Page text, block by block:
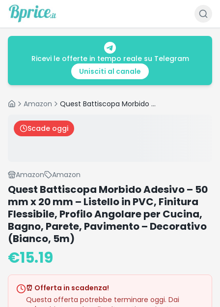
Ricevi le offerte in tempo reale su Telegram
Unisciti al canale
HomeAmazon Quest Battiscopa Morbido Adesivo – 50 mm x 20 mm – Listello in PVC, Finitura Flessibile, Profilo Angolare per Cucina, Bagno, Parete, Pavimento – Decorativo (Bianco, 5m)
Scade oggi
Amazon Amazon
Quest Battiscopa Morbido Adesivo – 50
mm x 20 mm – Listello in PVC, Finitura
Flessibile, Profilo Angolare per Cucina,
Bagno, Parete, Pavimento – Decorativo
(Bianco, 5m)
€15.19
⏰ Offerta in scadenza!
Questa offerta potrebbe terminare oggi. Dai